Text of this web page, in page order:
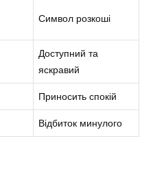
Символ розкоші
Доступний та
яскравий
Приносить спокій
Відбиток минулого